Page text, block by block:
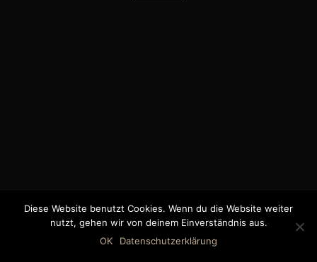
©2018 MWB – MOTORWAGEN BERNAU GMBH
Diese Website benutzt Cookies. Wenn du die Website weiter
nutzt, gehen wir von deinem Einverständnis aus.
OK
Datenschutzerklärung